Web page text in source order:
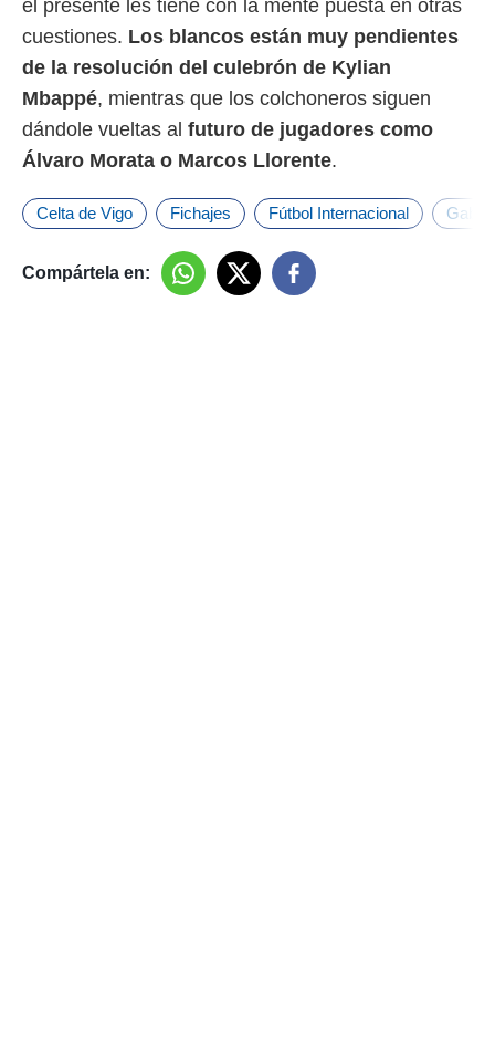
e
mediante
publicidad
publicidad
el presente les tiene con la mente puesta en otras
cuestiones. Los blancos están muy pendientes
de la resolución del culebrón de Kylian
Mbappé, mientras que los colchoneros siguen
dándole vueltas al futuro de jugadores como
Álvaro Morata o Marcos Llorente.
Celta de Vigo Fichajes Fútbol Internacional Gabri
Compártela en: